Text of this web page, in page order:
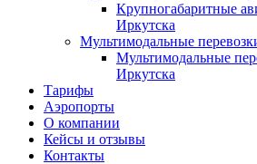
Крупногабаритные
Иркутска
Мультимодальные
Мультимодальные
Иркутска
Тарифы
Аэропорты
О компании
Кейсы и отзывы
Контакты